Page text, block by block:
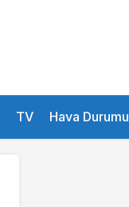
TV Hava Durumu